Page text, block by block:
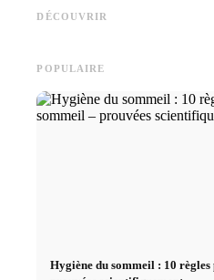
DÉCOUVRIR
Deutschlandstipendium, BAföG
und smarte Spartipps
POPULAIRE
Hygiène du sommeil : 10